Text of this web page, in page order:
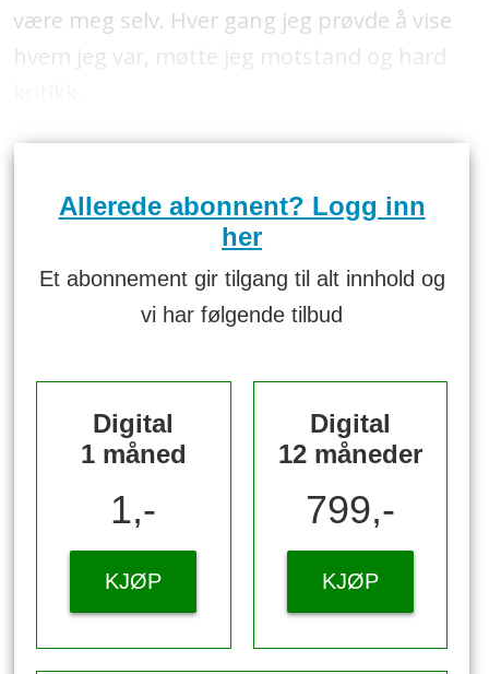
være meg selv. Hver gang jeg prøvde å vise
hvem jeg var, møtte jeg motstand og hard
Allerede abonnent? Logg inn
her
Et abonnement gir tilgang til alt innhold og
vi har følgende tilbud
Digital
1 måned
1,-
KJØP
Digital
12 måneder
799,-
KJØP